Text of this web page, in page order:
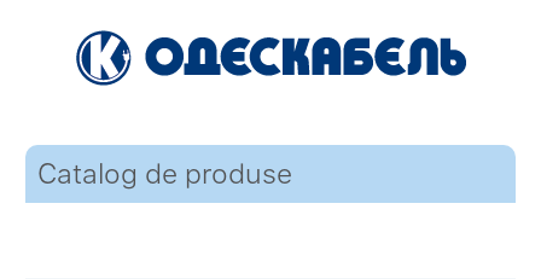
Catalog de produse